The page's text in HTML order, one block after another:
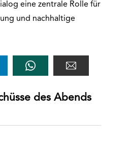
eine zentrale Rolle für
und nachhaltige
des Abends